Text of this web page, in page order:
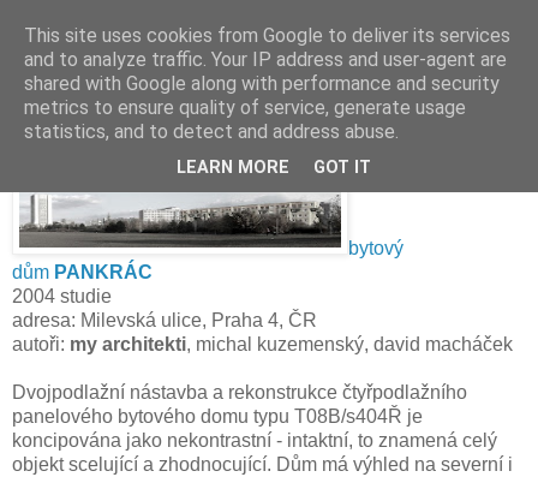
bytový
dům PANKRÁC
2004 studie
adresa: Milevská ulice, Praha 4, ČR
autoři: my architekti, michal kuzemenský, david macháček
Dvojpodlažní nástavba a rekonstrukce čtyřpodlažního
panelového bytového domu typu T08B/s404Ř je
koncipována jako nekontrastní - intaktní, to znamená celý
objekt scelující a zhodnocující. Dům má výhled na severní i
This site uses cookies from Google to deliver its services
and to analyze traffic. Your IP address and user-agent are
shared with Google along with performance and security
metrics to ensure quality of service, generate usage
statistics, and to detect and address abuse.
LEARN MORE GOT IT